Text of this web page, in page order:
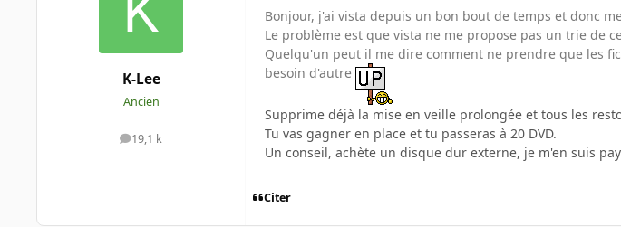
K-Lee
Ancien
19,1 k
messages
Bonjour, j'ai vista depuis un bon bout de temps et donc
Le problème est que vista ne me propose pas un trie de
Quelqu'un peut il me dire comment ne prendre que les
besoin d'autre
Supprime déjà la mise en veille prolongée et tous les
Tu vas gagner en place et tu passeras à 20 DVD.
Un conseil, achète un disque dur externe, je m'en suis
Citer